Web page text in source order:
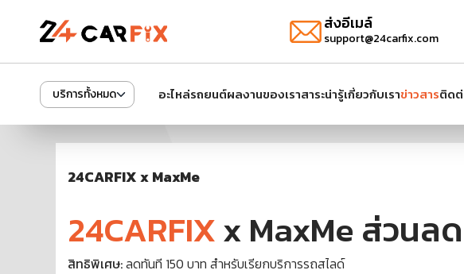
ส่งอีเมล์
support@24carfix.com
บริการทั้งหมด อะไหล่รถยนต์ผลงานของเราสาระน่ารู้เกี่ยวกับเราข่าวสารติดต่
24CARFIX x MaxMe
24CARFIXx MaxMe ส่วนล
สิทธิพิเศษ:ลดทันที 150 บาท สำหรับเรียกบริการรถสไลด์